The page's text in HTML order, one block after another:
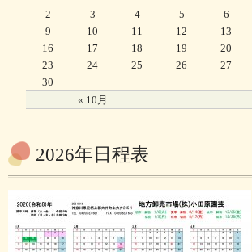
« 10月
2
3 4 5 6
9
10 11 12 13
16
17 18 19 20
23
24 25 26 27
30
2026年日程表